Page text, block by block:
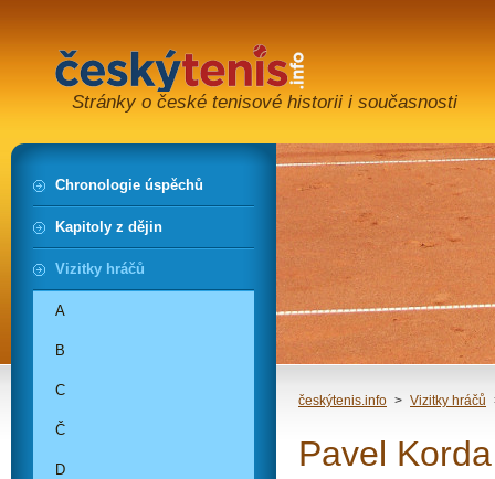
Stránky o české tenisové historii i současnosti
českýtenis.info > Vizitky hráčů
Pavel Korda
Chronologie úspěchů
Kapitoly z dějin
Vizitky hráčů
A
B
C
Č
D